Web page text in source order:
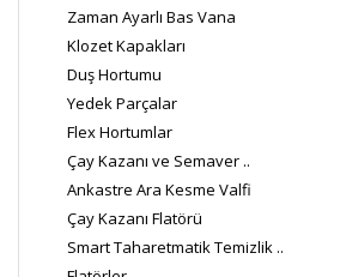
Zaman Ayarlı Bas Vana
Klozet Kapakları
Duş Hortumu
Yedek Parçalar
Flex Hortumlar
Çay Kazanı ve Semaver ..
Ankastre Ara Kesme Valfi
Çay Kazanı Flatörü
Smart Taharetmatik Temizlik ..